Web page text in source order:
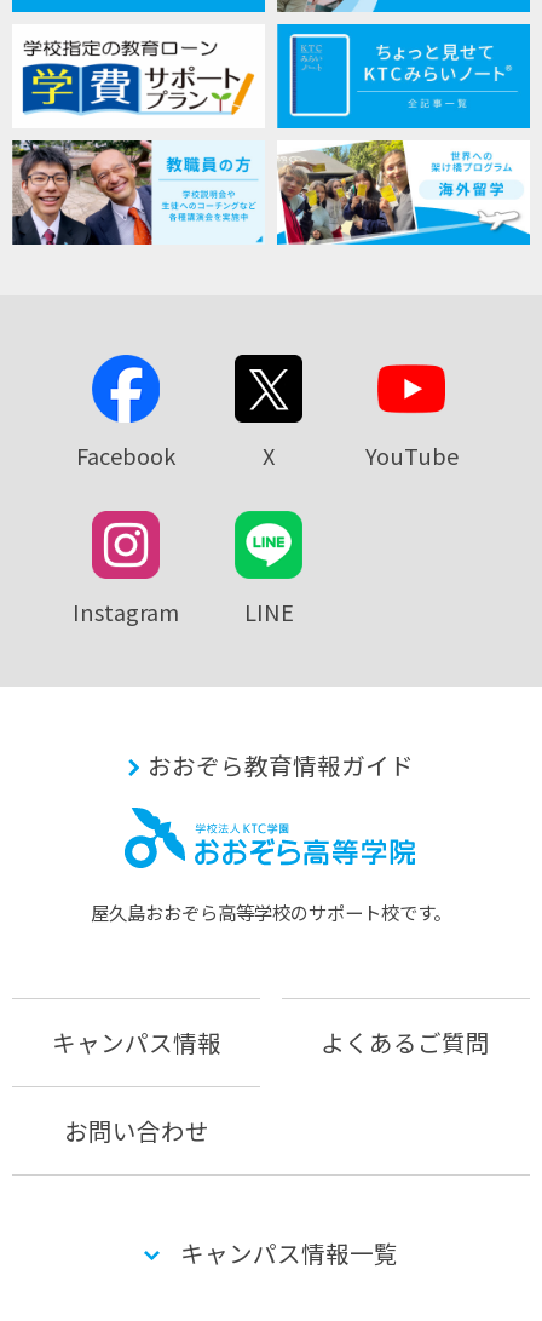
Facebook X YouTube
Instagram LINE
おおぞら教育情報ガイド
屋久島おおぞら⾼等学校のサポート校です。
キャンパス情報 よくあるご質問
お問い合わせ
キャンパス情報一覧